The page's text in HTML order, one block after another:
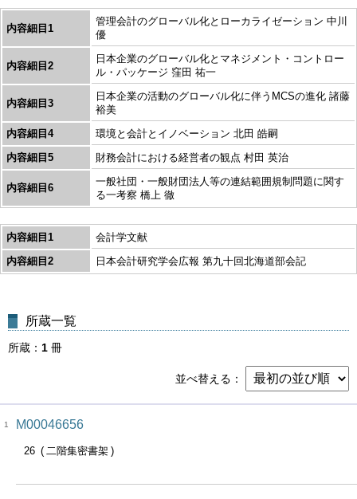
内容細目1
管理会計のグローバル化とローカライゼーション 中川
優
内容細目2
日本企業のグローバル化とマネジメント・コントロー
ル・パッケージ 窪田 祐一
内容細目3
日本企業の活動のグローバル化に伴うMCSの進化 諸藤
裕美
内容細目4
環境と会計とイノベーション 北田 皓嗣
内容細目5
財務会計における経営者の観点 村田 英治
内容細目6
一般社団・一般財団法人等の連結範囲規制問題に関す
る一考察 橋上 徹
内容細目1
会計学文献
内容細目2
日本会計研究学会広報 第九十回北海道部会記
所蔵一覧
所蔵 1 冊
並べ替える
1 M00046656
26 二階集密書架